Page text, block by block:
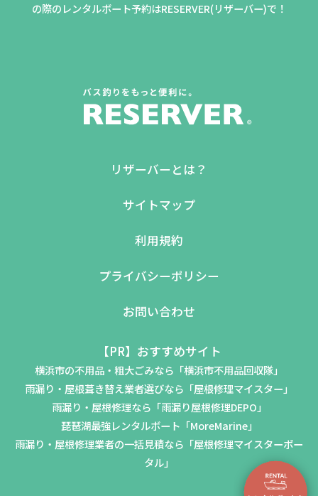
の際のレンタルボート予約はRESERVER(リザーバー)で！
リザーバーとは？
サイトマップ
利用規約
プライバシーポリシー
お問い合わせ
【PR】おすすめサイト
横浜市の不用品・粗大ごみなら「横浜市不用品回収隊」
雨漏り・屋根葺き替え業者選びなら「屋根修理マイスター」
雨漏り・屋根修理なら「雨漏り屋根修理DEPO」
琵琶湖最強レンタルボート「MoreMarine」
雨漏り・屋根修理業者の一括見積なら「屋根修理マイスターポー
タル」